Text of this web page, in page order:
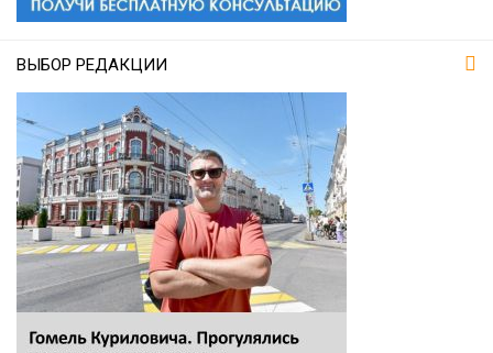
ВЫБОР РЕДАКЦИИ